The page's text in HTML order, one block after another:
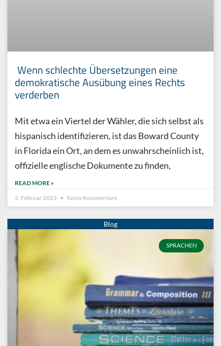
Wenn schlechte Übersetzungen eine
demokratische Ausübung eines Rechts
verderben
Mit etwa ein Viertel der Wähler, die sich selbst als
hispanisch identifizieren, ist das Boward County
in Florida ein Ort, an dem es unwahrscheinlich ist,
offizielle englische Dokumente zu finden,
READ MORE »
2. Februar 2023
Keine Kommentare
SPRACHEN